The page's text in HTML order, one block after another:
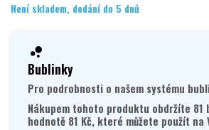
Není skladem, dodání do 5 dnů
Bublinky
Pro podrobnosti o našem systému
Nákupem tohoto produktu obdržíte 81
hodnotě 81 Kč, které můžete použít na